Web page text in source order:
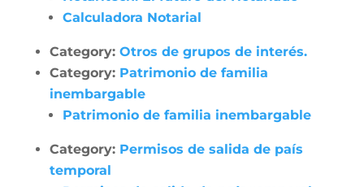
Calculadora Notarial
Category: Otros de grupos de interés.
Category: Patrimonio de familia
inembargable
Patrimonio de familia inembargable
Category: Permisos de salida de país
temporal